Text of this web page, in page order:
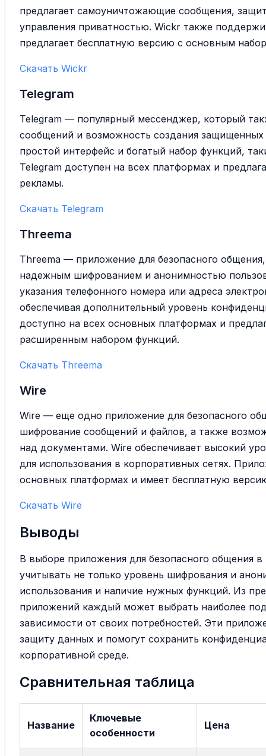
предлагает самоуничтожающие сообщения,
управления приватностью. Wickr также
предлагает бесплатную версию с основным
Скачать Wickr
Telegram
Telegram — популярный мессенджер, который
сообщений и возможность создания
простой интерфейс и богатый набор функций,
Telegram доступен на всех платформах и
рекламы.
Скачать Telegram
Threema
Threema — приложение для безопасного
надежным шифрованием и анонимностью
указания телефонного номера или адреса
обеспечивая дополнительный уровень
доступно на всех основных платформах и
расширенным набором функций.
Скачать Threema
Wire
Wire — еще одно приложение для безопасного
шифрование сообщений и файлов, а также
над документами. Wire обеспечивает высокий
для использования в корпоративных сетях.
основных платформах и имеет бесплатную
Скачать Wire
Выводы
В выборе приложения для безопасного общения
учитывать не только уровень шифрования и
использования и наличие нужных функций. Из
приложений каждый может выбрать наиболее
зависимости от своих потребностей. Эти
защиту данных и помогут сохранить
корпоративной среде.
Сравнительная таблица
Название
Ключевые
особенности
Цена